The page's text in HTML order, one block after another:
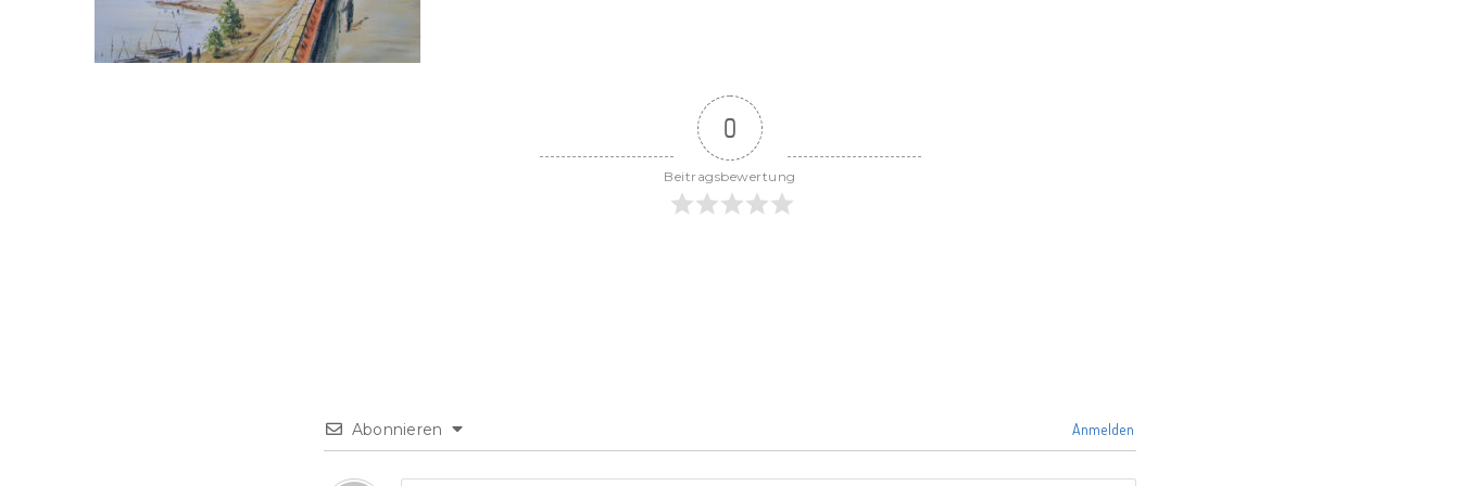
0
Beitragsbewertung
Abonnieren Anmelden